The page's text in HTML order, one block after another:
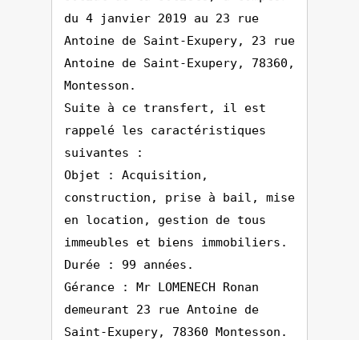
du 4 janvier 2019 au 23 rue
Antoine de Saint-Exupery, 23 rue
Antoine de Saint-Exupery, 78360,
Montesson.
Suite à ce transfert, il est
rappelé les caractéristiques
suivantes :
Objet : Acquisition,
construction, prise à bail, mise
en location, gestion de tous
immeubles et biens immobiliers.
Durée : 99 années.
Gérance : Mr LOMENECH Ronan
demeurant 23 rue Antoine de
Saint-Exupery, 78360 Montesson.